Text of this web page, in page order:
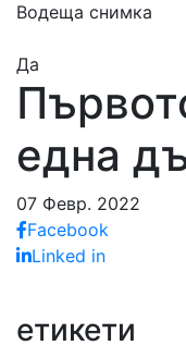
Водеща снимка
Да
една
07 Февр. 2022
Facebook
Linked in
етикети